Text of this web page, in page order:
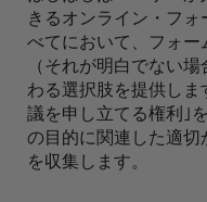
きるオンライン・フ
べてにおいて、フォ
（それが明白でない
わる選択肢を提供し
議を申し立てる権利｣
の目的に関連した適
を収集します。